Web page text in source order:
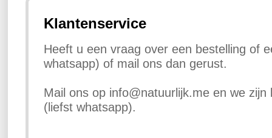
Klantenservice
Heeft u een vraag over een bestelling of
whatsapp) of mail ons dan gerust.
Mail ons op info@natuurlijk.me en we zijn
(liefst whatsapp).